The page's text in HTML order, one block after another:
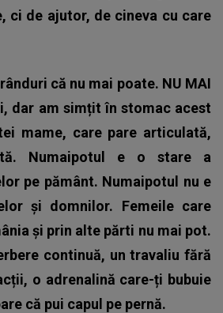
ci de ajutor, de cineva cu care
că nu mai poate. NU MAI
dar am simțit în stomac acest
mame, care pare articulată,
Numaipotul e o stare a
pe pământ. Numaipotul nu e
și domnilor. Femeile care
și prin alte părti nu mai pot.
continuă, un travaliu fără
o adrenalină care-ți bubuie
că pui capul pe pernă.